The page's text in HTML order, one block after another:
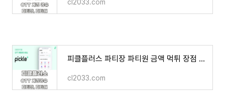
cl2033.com
피클플러스 파티장 파티원 금액 먹튀 장점 단점 OTT 계정 공유 서비스 2분 만에 알아보기
cl2033.com